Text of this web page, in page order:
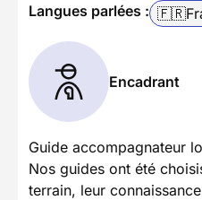
Langues parlées : 🇫🇷
Encadrant
Guide accompagnateur
Nos guides ont été
terrain, leur